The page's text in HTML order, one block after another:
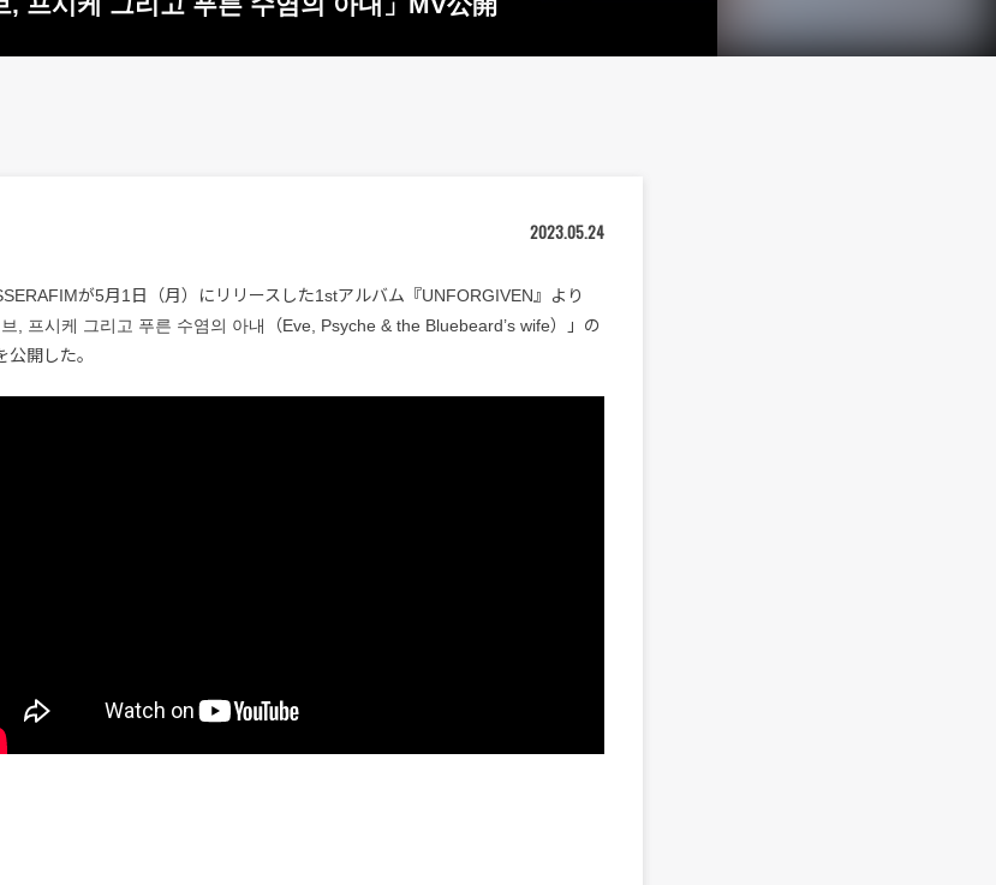
2023.05.24
が5月1日（月）にリリースした1stアルバム『UNFORGIVEN』より
브, 프시케 그리고 푸른 수염의 아내（Eve, Psyche & the Bluebeard’s wife）」の
公開した。